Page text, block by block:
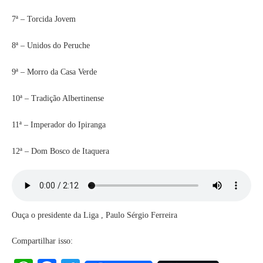
7ª – Torcida Jovem
8ª – Unidos do Peruche
9ª – Morro da Casa Verde
10ª – Tradição Albertinense
11ª – Imperador do Ipiranga
12ª – Dom Bosco de Itaquera
Ouça o presidente da Liga , Paulo Sérgio Ferreira
Compartilhar isso: